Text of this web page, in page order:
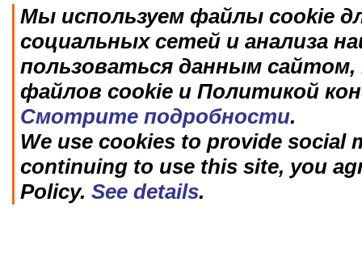
Мы используем файлы cookie
социальных сетей и анализа
пользоваться данным
файлов cookie и Политикой
Смотрите подробности.
We use cookies to provide social
continuing to use this site, you
Policy. See details.